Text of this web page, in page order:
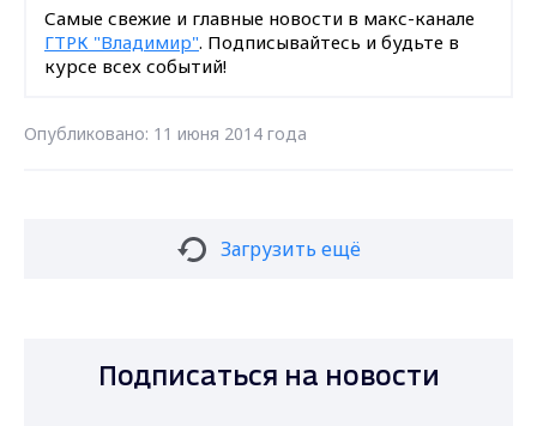
Самые свежие и главные новости в макс-канале
ГТРК "Владимир". Подписывайтесь и будьте в
курсе всех событий!
Опубликовано: 11 июня 2014 года
Загрузить ещё
Подписаться на новости